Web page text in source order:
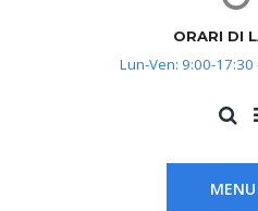
ORARI DI
Lun-Ven: 9:00-17:30
MENU